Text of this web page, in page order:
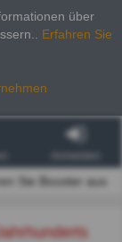
über
Erfahren Sie
Sie Booster aus